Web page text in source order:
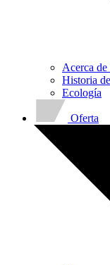
Acerca de
Historia
Ecología
Oferta